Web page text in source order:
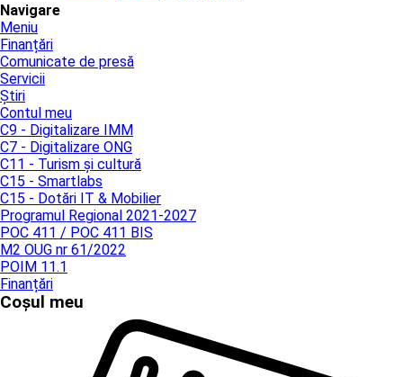
Navigare
Meniu
Finanțări
Comunicate de presă
Servicii
Știri
Contul meu
C9 - Digitalizare IMM
C7 - Digitalizare ONG
C11 - Turism și cultură
C15 - Smartlabs
C15 - Dotări IT & Mobilier
Programul Regional 2021-2027
POC 411 / POC 411 BIS
M2 OUG nr 61/2022
POIM 11.1
Finanțări
Coșul meu